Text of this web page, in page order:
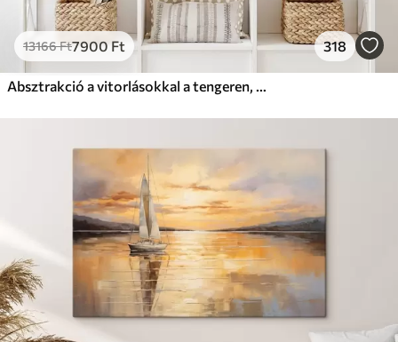
13166Ft7900 Ft 318
Absztrakció a vitorlásokkal a tengeren, akril stílusban, naplemente